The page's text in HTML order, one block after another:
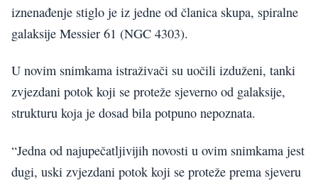
iznenađenje stiglo je iz jedne od članica skupa, spiralne
galaksije Messier 61 (NGC 4303).
U novim snimkama istraživači su uočili izduženi, tanki
zvjezdani potok koji se proteže sjeverno od galaksije,
strukturu koja je dosad bila potpuno nepoznata.
“Jedna od najupečatljivijih novosti u ovim snimkama jest
dugi, uski zvjezdani potok koji se proteže prema sjeveru